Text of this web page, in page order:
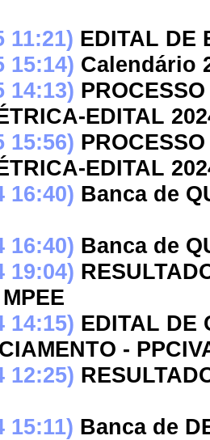
11:21) EDITAL DE
15:14) Calendário
14:13)
EDITAL
15:56)
EDITAL
16:40) Banca de
16:40) Banca de
19:04)
14:15) EDITAL DE
-
12:25)
15:11) Banca de